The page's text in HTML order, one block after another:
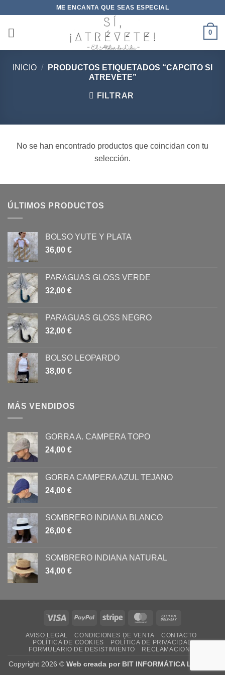
contenido
ME ENCANTA QUE SEAS ESPECIAL
0
INICIO /
PRODUCTOS ETIQUETADOS “CAPCITO SI
ATREVETE”
FILTRAR
No se han encontrado productos que coincidan con tu
selección.
ÚLTIMOS PRODUCTOS
BOLSO YUTE Y PLATA
36,00 €
PARAGUAS GLOSS VERDE
32,00 €
PARAGUAS GLOSS NEGRO
32,00 €
BOLSO LEOPARDO
38,00 €
MÁS VENDIDOS
GORRA A. CAMPERA TOPO
24,00 €
GORRA CAMPERA AZUL TEJANO
24,00 €
SOMBRERO INDIANA BLANCO
26,00 €
SOMBRERO INDIANA NATURAL
34,00 €
Visa PayPal Stripe MasterCard
Delivery
AVISO LEGAL CONDICIONES DE VENTA
CONTACTO
POLÍTICA DE COOKIES
POLÍTICA DE PRIVACIDAD
FORMULARIO DE DESISTIMIENTO
RECLAMACIONES
Copyright 2026 © Web creada por BIT INFORMÁTICA LODOSA